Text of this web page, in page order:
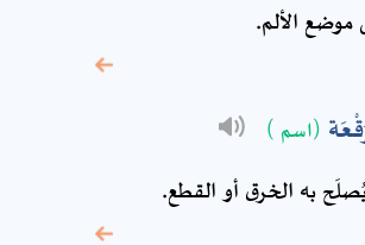
موضع الألم.
(اسم )
به الخرق أو القطع.
required fields